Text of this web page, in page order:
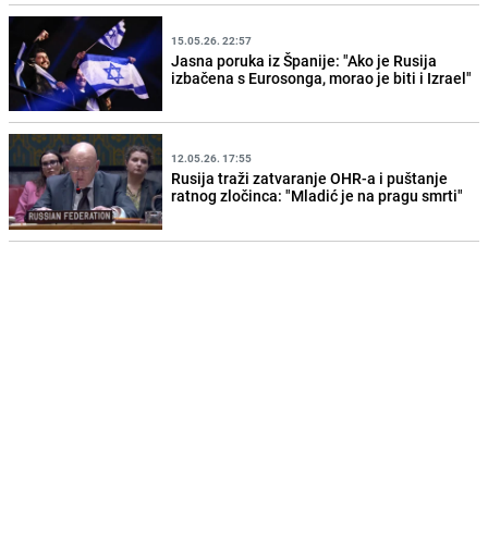
15.05.26. 22:57
Jasna poruka iz Španije: "Ako je Rusija
izbačena s Eurosonga, morao je biti i Izrael"
12.05.26. 17:55
Rusija traži zatvaranje OHR-a i puštanje
ratnog zločinca: "Mladić je na pragu smrti"